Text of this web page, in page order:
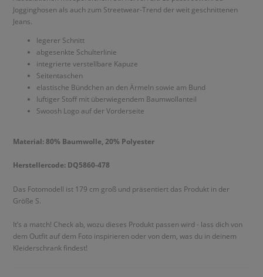
Jogginghosen als auch zum Streetwear-Trend der weit geschnittenen
Jeans.
legerer Schnitt
abgesenkte Schulterlinie
integrierte verstellbare Kapuze
Seitentaschen
elastische Bündchen an den Ärmeln sowie am Bund
luftiger Stoff mit überwiegendem Baumwollanteil
Swoosh Logo auf der Vorderseite
Material: 80% Baumwolle, 20% Polyester
Herstellercode: DQ5860-478
Das Fotomodell ist 179 cm groß und präsentiert das Produkt in der
Größe S.
It’s a match! Check ab, wozu dieses Produkt passen wird - lass dich von
dem Outfit auf dem Foto inspirieren oder von dem, was du in deinem
Kleiderschrank findest!